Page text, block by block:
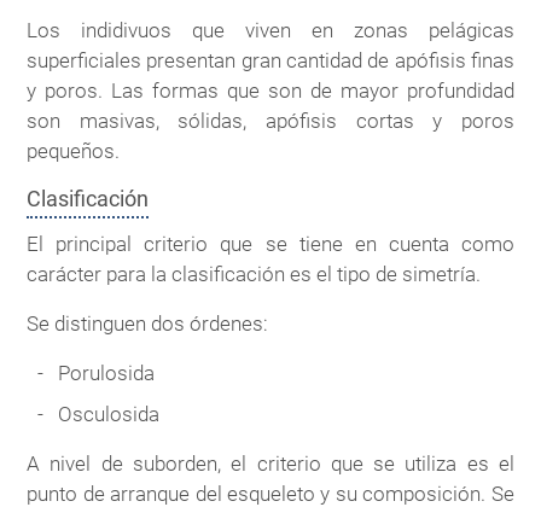
Los indidivuos que viven en zonas pelágicas
superficiales presentan gran cantidad de apófisis finas
y poros. Las formas que son de mayor profundidad
son masivas, sólidas, apófisis cortas y poros
pequeños.
Clasificación
El principal criterio que se tiene en cuenta como
carácter para la clasificación es el tipo de simetría.
Se distinguen dos órdenes:
Porulosida
Osculosida
A nivel de suborden, el criterio que se utiliza es el
punto de arranque del esqueleto y su composición. Se